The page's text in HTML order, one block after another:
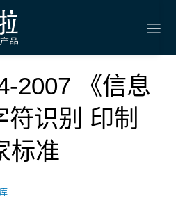
2007 《信息
识别 印制
标准